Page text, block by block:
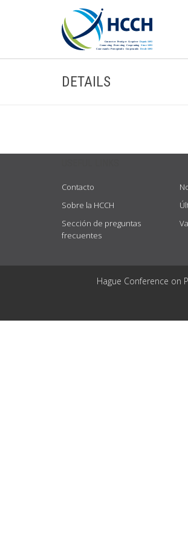
DETAILS
Contacto
Sobre la HCCH
Sección de preguntas
frecuentes
Hague Conference on